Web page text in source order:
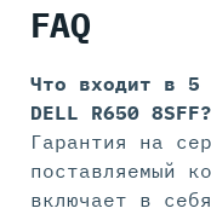
FAQ
Что входит в 5
DELL R650 8SFF?
Гарантия на
поставляемый
включает в